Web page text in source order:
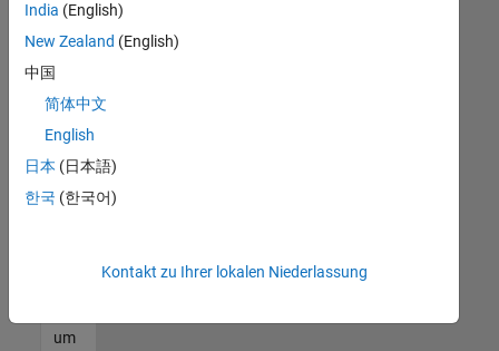
offenen
Stellen
können,
die
Ihren
entsprechen,
werden
unseres
um
India (English)
New Zealand (English)
中国
简体中文
English
日本 (日本語)
한국 (한국어)
Kontakt zu Ihrer lokalen Niederlassung